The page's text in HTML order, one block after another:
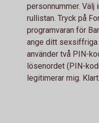
personnummer.
rullistan. Tryck på
programvaran för
ange ditt sexsiffriga
använder två PIN-
lösenordet (PIN-
legitimerar mig. Klart.